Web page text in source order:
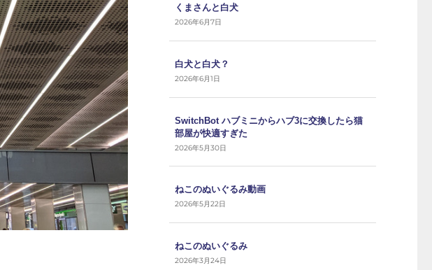
くまさんと白犬
2026年6月7日
白犬と白犬？
2026年6月1日
SwitchBot ハブミニからハブ3に交換したら猫
部屋が快適すぎた
2026年5月30日
ねこのぬいぐるみ動画
2026年5月22日
ねこのぬいぐるみ
2026年3月24日